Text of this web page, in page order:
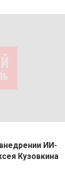
ИИ-
Кузовкина